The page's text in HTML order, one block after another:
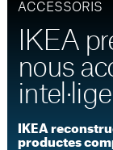
ACCESSORIS
IKEA
nous
IKEA
productes